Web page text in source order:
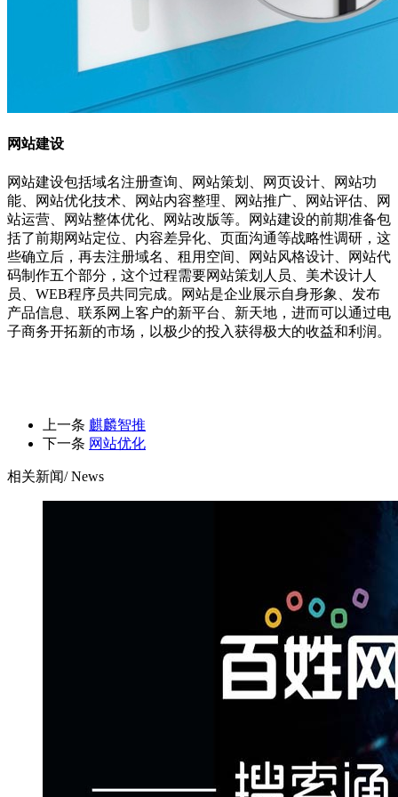
网站建设
网站建设包括域名注册查询、网站策划、网页设计、网站功
能、网站优化技术、网站内容整理、网站推广、网站评估、网
站运营、网站整体优化、网站改版等。网站建设的前期准备包
括了前期网站定位、内容差异化、页面沟通等战略性调研，这
些确立后，再去注册域名、租用空间、网站风格设计、网站代
码制作五个部分，这个过程需要网站策划人员、美术设计人
员、WEB程序员共同完成。网站是企业展示自身形象、发布
产品信息、联系网上客户的新平台、新天地，进而可以通过电
子商务开拓新的市场，以极少的投入获得极大的收益和利润。
上一条 麒麟智推
下一条 网站优化
相关新闻/ News